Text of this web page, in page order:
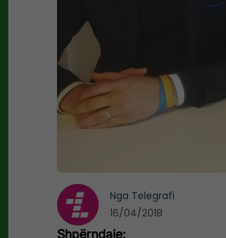
Nga Telegrafi
16/04/2018